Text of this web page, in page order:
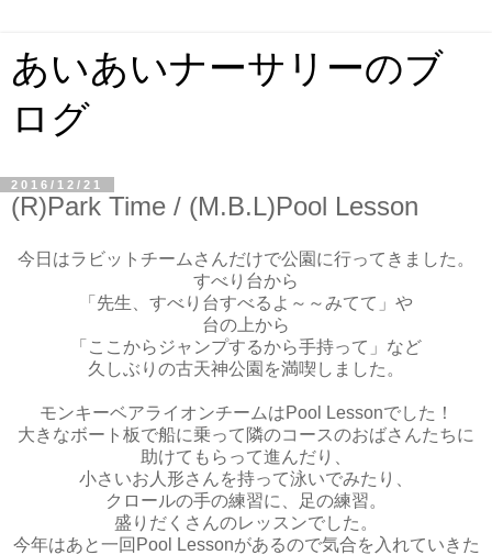
あいあいナーサリーのブ
ログ
2016/12/21
(R)Park Time / (M.B.L)Pool Lesson
今日はラビットチームさんだけで公園に行ってきました。
すべり台から
「先生、すべり台すべるよ～～みてて」や
台の上から
「ここからジャンプするから手持って」など
久しぶりの古天神公園を満喫しました。
モンキーベアライオンチームはPool Lessonでした！
大きなボート板で船に乗って隣のコースのおばさんたちに
助けてもらって進んだり、
小さいお人形さんを持って泳いでみたり、
クロールの手の練習に、足の練習。
盛りだくさんのレッスンでした。
今年はあと一回Pool Lessonがあるので気合を入れていきた